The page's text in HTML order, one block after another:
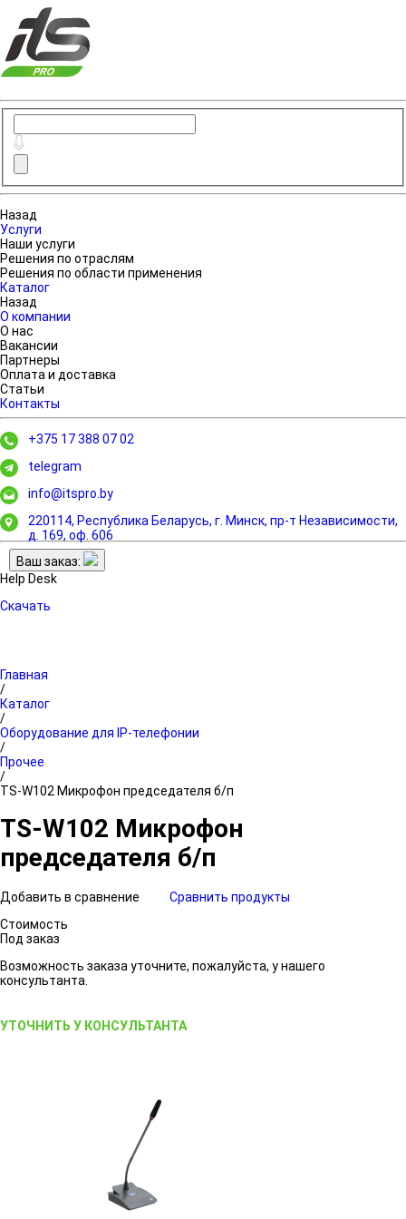
Назад
Услуги
Наши услуги
Решения по отраслям
Решения по области применения
Каталог
Назад
О компании
О нас
Вакансии
Партнеры
Оплата и доставка
Статьи
Контакты
+375 17 388 07 02
telegram
info@itspro.by
220114, Республика Беларусь, г. Минск, пр-т Независимости,
д. 169, оф. 606
Ваш заказ:
Help Desk
Скачать
Главная
/
Каталог
/
Оборудование для IP-телефонии
/
Прочее
/
TS-W102 Микрофон председателя б/п
TS-W102 Микрофон
председателя б/п
Добавить в сравнение
Сравнить продукты
Стоимость
Под заказ
Возможность заказа уточните, пожалуйста, у нашего
консультанта.
УТОЧНИТЬ У КОНСУЛЬТАНТА